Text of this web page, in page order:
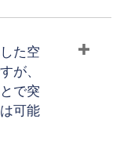
た空
が、
で突
可能